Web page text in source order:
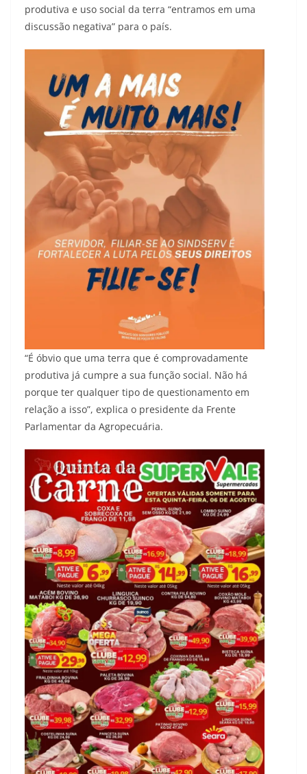
produtiva e uso social da terra “entramos em uma
discussão negativa” para o país.
“É óbvio que uma terra que é comprovadamente
produtiva já cumpre a sua função social. Não há
porque ter qualquer tipo de questionamento em
relação a isso”, explica o presidente da Frente
Parlamentar da Agropecuária.